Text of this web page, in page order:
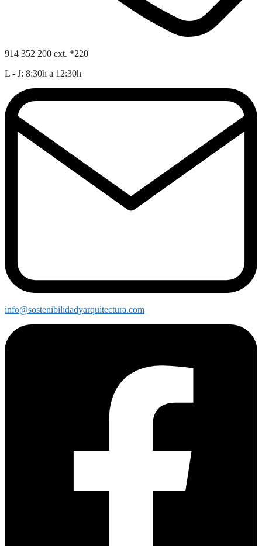
914 352 200 ext. *220
L - J: 8:30h a 12:30h
info@sostenibilidadyarquitectura.com